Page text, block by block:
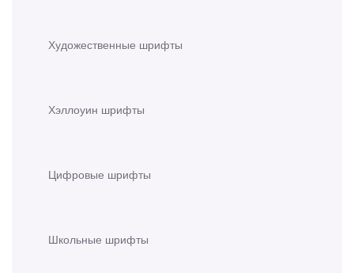
Художественные шрифты
Хэллоуин шрифты
Цифровые шрифты
Школьные шрифты